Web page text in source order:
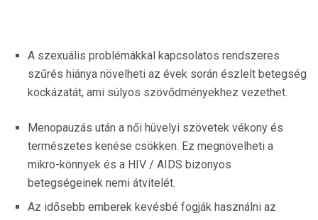
A szexuális problémákkal kapcsolatos rendszeres
szűrés hiánya növelheti az évek során észlelt betegség
kockázatát, ami súlyos szövődményekhez vezethet.
Menopauzás után a női hüvelyi szövetek vékony és
természetes kenése csökken. Ez megnövelheti a
mikro-könnyek és a HIV / AIDS bizonyos
betegségeinek nemi átvitelét.
Az idősebb emberek kevésbé fogják használni az